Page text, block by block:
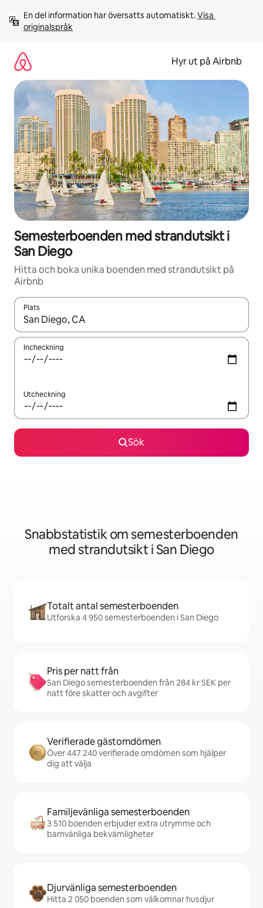
innehåll
En del information har översatts automatiskt. Visa
originalspråk
Hyr ut på Airbnb
Semesterboenden med strandutsikt i
San Diego
Hitta och boka unika boenden med strandutsikt på
Airbnb
Plats
När resultaten är tillgängliga kan du navigera med upp- och
Incheckning
Utcheckning
Sök
Snabbstatistik om semesterboenden
med strandutsikt i San Diego
Totalt antal semesterboenden
Utforska 4 950 semesterboenden i San Diego
Pris per natt från
San Diego semesterboenden från 284 kr SEK per
natt före skatter och avgifter
Verifierade gästomdömen
Över 447 240 verifierade omdömen som hjälper
dig att välja
Familjevänliga semesterboenden
3 510 boenden erbjuder extra utrymme och
barnvänliga bekvämligheter
Djurvänliga semesterboenden
Hitta 2 050 boenden som välkomnar husdjur